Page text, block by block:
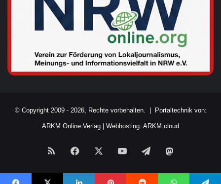
© Copyright 2009 - 2026, Rechte vorbehalten. | Portaltechnik von:
ARKM Online Verlag | Webhosting: ARKM.cloud
RSS Facebook YouTubeTelegram